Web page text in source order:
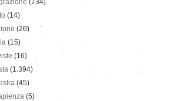
(734)
(14)
(26)
(15)
(16)
(1.394)
(45)
(5)